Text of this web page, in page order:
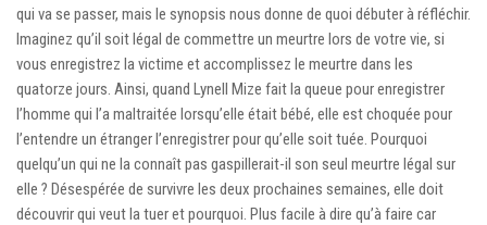
qui va se passer, mais le synopsis nous donne de quoi débuter à réfléchir.
Imaginez qu’il soit légal de commettre un meurtre lors de votre vie, si
vous enregistrez la victime et accomplissez le meurtre dans les
quatorze jours. Ainsi, quand Lynell Mize fait la queue pour enregistrer
l’homme qui l’a maltraitée lorsqu’elle était bébé, elle est choquée pour
l’entendre un étranger l’enregistrer pour qu’elle soit tuée. Pourquoi
quelqu’un qui ne la connaît pas gaspillerait-il son seul meurtre légal sur
elle ? Désespérée de survivre les deux prochaines semaines, elle doit
découvrir qui veut la tuer et pourquoi. Plus facile à dire qu’à faire car